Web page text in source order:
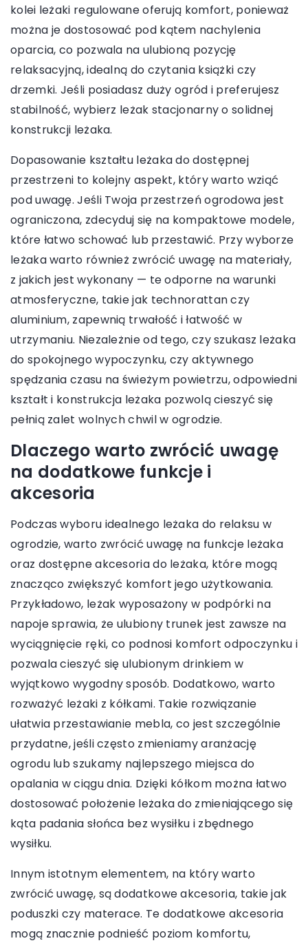
kolei leżaki regulowane oferują komfort, ponieważ
można je dostosować pod kątem nachylenia
oparcia, co pozwala na ulubioną pozycję
relaksacyjną, idealną do czytania książki czy
drzemki. Jeśli posiadasz duży ogród i preferujesz
stabilność, wybierz leżak stacjonarny o solidnej
konstrukcji leżaka.
Dopasowanie kształtu leżaka do dostępnej
przestrzeni to kolejny aspekt, który warto wziąć
pod uwagę. Jeśli Twoja przestrzeń ogrodowa jest
ograniczona, zdecyduj się na kompaktowe modele,
które łatwo schować lub przestawić. Przy wyborze
leżaka warto również zwrócić uwagę na materiały,
z jakich jest wykonany — te odporne na warunki
atmosferyczne, takie jak technorattan czy
aluminium, zapewnią trwałość i łatwość w
utrzymaniu. Niezależnie od tego, czy szukasz leżaka
do spokojnego wypoczynku, czy aktywnego
spędzania czasu na świeżym powietrzu, odpowiedni
kształt i konstrukcja leżaka pozwolą cieszyć się
pełnią zalet wolnych chwil w ogrodzie.
Dlaczego warto zwrócić uwagę
na dodatkowe funkcje i
akcesoria
Podczas wyboru idealnego leżaka do relaksu w
ogrodzie, warto zwrócić uwagę na funkcje leżaka
oraz dostępne akcesoria do leżaka, które mogą
znacząco zwiększyć komfort jego użytkowania.
Przykładowo, leżak wyposażony w podpórki na
napoje sprawia, że ulubiony trunek jest zawsze na
wyciągnięcie ręki, co podnosi komfort odpoczynku i
pozwala cieszyć się ulubionym drinkiem w
wyjątkowo wygodny sposób. Dodatkowo, warto
rozważyć leżaki z kółkami. Takie rozwiązanie
ułatwia przestawianie mebla, co jest szczególnie
przydatne, jeśli często zmieniamy aranżację
ogrodu lub szukamy najlepszego miejsca do
opalania w ciągu dnia. Dzięki kółkom można łatwo
dostosować położenie leżaka do zmieniającego się
kąta padania słońca bez wysiłku i zbędnego
wysiłku.
Innym istotnym elementem, na który warto
zwrócić uwagę, są dodatkowe akcesoria, takie jak
poduszki czy materace. Te dodatkowe akcesoria
mogą znacznie podnieść poziom komfortu,